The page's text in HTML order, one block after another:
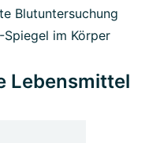
Blutuntersuchung
Spiegel im Körper
Lebensmittel